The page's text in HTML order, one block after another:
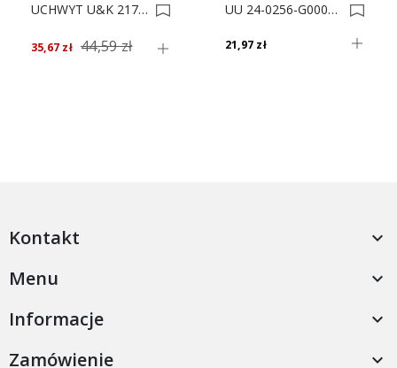
UCHWYT U&K 217.508 R-288 9613*** 0004308
35,67 zł 44,59 zł
UU 24-0256-G0004 UCHWYT MEBLOWY 0006301
21,97 zł
Kontakt 
Menu 
Informacje 
Zamówienie 